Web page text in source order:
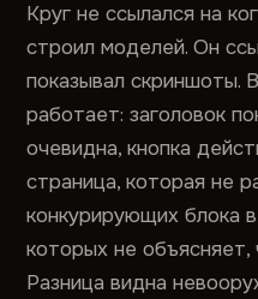
Круг не ссылался на
строил моделей. Он
показывал скриншоты.
работает: заголовок
очевидна, кнопка
страница, которая не
конкурирующих блока
которых не
Разница видна